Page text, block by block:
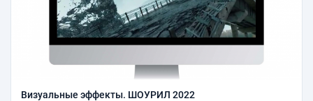
Визуальные эффекты. ШОУРИЛ 2022